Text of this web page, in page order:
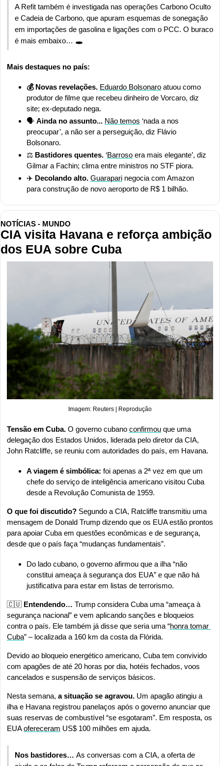
A Refit também é investigada nas operações Carbono Oculto
e Cadeia de Carbono, que apuram esquemas de sonegação
em importações de gasolina e ligações com o PCC. O buraco
é mais embaixo… 🕳️
Mais destaques no país:
💰️ Novas revelações. Eduardo Bolsonaro atuou como
produtor de filme que recebeu dinheiro de Vorcaro, diz
site; ex-deputado nega.
🗣️ Ainda no assunto... Não temos ‘nada a nos
preocupar’, a não ser a perseguição, diz Flávio
Bolsonaro.
⚖️ Bastidores quentes. ‘Barroso era mais elegante’, diz
Gilmar a Fachin; clima entre ministros no STF piora.
✈️ Decolando alto. Guarapari negocia com Amazon
para construção de novo aeroporto de R$ 1 bilhão.
NOTÍCIAS - MUNDO
CIA visita Havana e reforça ambição
dos EUA sobre Cuba
Imagem: Reuters | Reprodução
Tensão em Cuba. O governo cubano confirmou que uma
delegação dos Estados Unidos, liderada pelo diretor da CIA,
John Ratcliffe, se reuniu com autoridades do país, em Havana.
A viagem é simbólica: foi apenas a 2ª vez em que um
chefe do serviço de inteligência americano visitou Cuba
desde a Revolução Comunista de 1959.
O que foi discutido? Segundo a CIA, Ratcliffe transmitiu uma
mensagem de Donald Trump dizendo que os EUA estão prontos
para apoiar Cuba em questões econômicas e de segurança,
desde que o país faça “mudanças fundamentais”.
Do lado cubano, o governo afirmou que a ilha “não
constitui ameaça à segurança dos EUA” e que não há
justificativa para estar em listas de terrorismo.
🇨🇺 Entendendo… Trump considera Cuba uma “ameaça à
segurança nacional” e vem aplicando sanções e bloqueios
contra o país. Ele também já disse que seria uma “honra tomar
Cuba” – localizada a 160 km da costa da Flórida.
Devido ao bloqueio energético americano, Cuba tem convivido
com apagões de até 20 horas por dia, hotéis fechados, voos
cancelados e suspensão de serviços básicos.
Nesta semana, a situação se agravou. Um apagão atingiu a
ilha e Havana registrou panelaços após o governo anunciar que
suas reservas de combustível “se esgotaram”. Em resposta, os
EUA ofereceram US$ 100 milhões em ajuda.
Nos bastidores… As conversas com a CIA, a oferta de